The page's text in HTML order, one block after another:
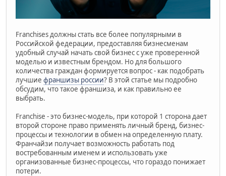
Franchises должны стать все более популярными в
Российской федерации, предоставляя бизнесменам
удобный случай начать свой бизнес с уже проверенной
моделью и известным брендом. Но для большого
количества граждан формируется вопрос - как подобрать
лучшие франшизы россии? В этой статье мы подробно
обсудим, что такое франшиза, и как правильно ее
выбрать.
Franchise - это бизнес-модель, при которой 1 сторона дает
второй стороне право применять личный бренд, бизнес-
процессы и технологии в обмен на определенную плату.
Франчайзи получает возможность работать под
востребованным именем и использовать уже
организованные бизнес-процессы, что гораздо понижает
потери.